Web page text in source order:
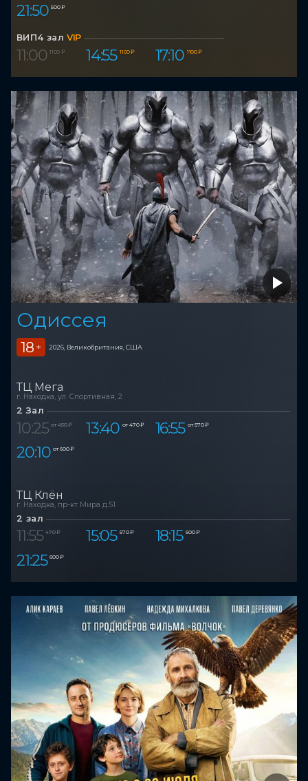
21:50 500 ₽
ВИП4 зал VIP
11:00 1 100 ₽ 14:55 1 100 ₽ 17:10 1 100 ₽
Одиссея
18 + 2026, Великобритания, США
ТЦ Мега
г. Находка, ул. Спортивная, 2
2 Зал
10:25 от 450 ₽ 13:40 от 470 ₽ 16:55 от 570 ₽
20:10 от 600 ₽
ТЦ Клён
г. Находка, пр-кт Мира д.51
2 зал
11:55 470 ₽ 15:05 570 ₽ 18:15 600 ₽
21:25 600 ₽